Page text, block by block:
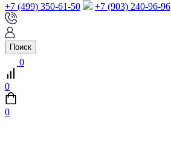
+7 (499) 350-61-50 +7 (903) 240-96-96
Поиск
0
0
0